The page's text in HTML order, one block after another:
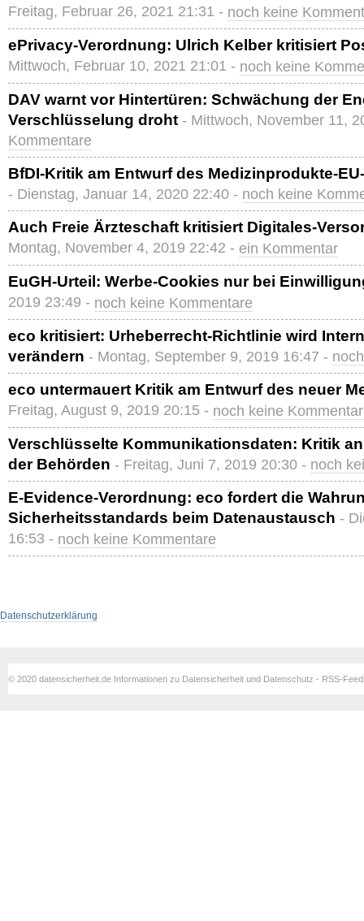
Freitag, Februar 26, 2021 21:31 - noch keine
ePrivacy-Verordnung: Ulrich Kelber kritisiert
Mittwoch, Februar 10, 2021 21:01 - noch keine
DAV warnt vor Hintertüren: Schwächung der
Verschlüsselung droht - Mittwoch, November 11,
Kommentare
BfDI-Kritik am Entwurf des Medizinprodukte-
- Dienstag, Januar 14, 2020 22:40 - noch keine
Auch Freie Ärzteschaft kritisiert Digitales-
Montag, November 4, 2019 22:42 - ein Kommentar
EuGH-Urteil: Werbe-Cookies nur bei
2019 23:49 - noch keine Kommentare
eco kritisiert: Urheberrecht-Richtlinie wird
verändern - Montag, September 9, 2019 16:47 -
eco untermauert Kritik am Entwurf des neuer
Freitag, August 9, 2019 20:15 - noch keine
Verschlüsselte Kommunikationsdaten: Kritik
der Behörden - Freitag, Juni 7, 2019 20:30 - noch
E-Evidence-Verordnung: eco fordert die
Sicherheitsstandards beim Datenaustausch -
16:53 - noch keine Kommentare
Datenschutzerklärung
© 2020 datensicherheit.de Informationen zu Datensicherheit und Datenschutz - RSS-